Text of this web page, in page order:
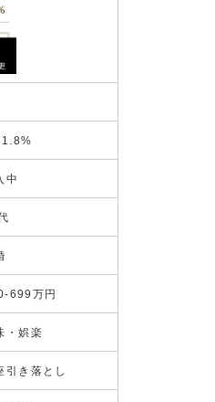
中
699万円
・娯楽
引き落とし